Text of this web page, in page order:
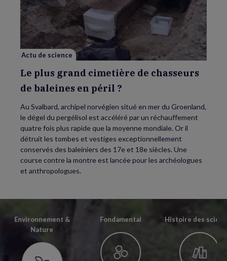
grand
cimetière
chasseurs
de
baleines
en
?
Actu de science
Le plus grand cimetière de chasseurs
de baleines en péril ?
Au Svalbard, archipel norvégien situé en mer du Groenland,
le dégel du pergélisol est accéléré par un réchauffement
quatre fois plus rapide que la moyenne mondiale. Or il
détruit les tombes et vestiges exceptionnellement
conservés des baleiniers des 17e et 18e siècles. Une
course contre la montre est lancée pour les archéologues
et anthropologues.
Environnement &
Nature
Fondamental Histoire des